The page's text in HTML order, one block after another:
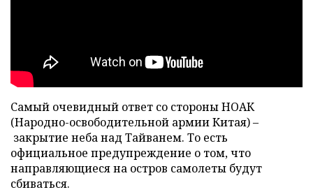
Самый очевидный ответ со стороны НОАК
(Народно-освободительной армии Китая) –
закрытие неба над Тайванем. То есть
официальное предупреждение о том, что
направляющиеся на остров самолеты будут
сбиваться.